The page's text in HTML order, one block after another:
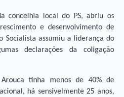
concelhia local do PS, abriu os
e desenvolvimento de
Socialista assumiu a liderança do
declarações da coligação
Arouca tinha menos de 40% de
há sensivelmente 25 anos,